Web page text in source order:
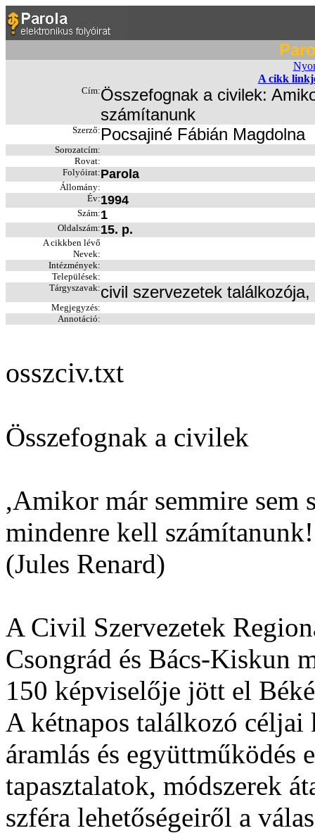
A cikk
Cím:Összefognak a civilek:
számítanunk
Szerző: Pocsajiné Fábián Magdolna
Sorozatcím:
Rovat:
Folyóirat:Parola
Állomány:
Év:1994
Szám:1
Oldalszám:15. p.
A cikkben lévő
Nevek:
Intézmények:
Települések:
Tárgyszavak:civil szervezetek
Megjegyzés:
Annotáció:
osszciv.txt
Összefognak a civilek
,Amikor már semmire sem
mindenre kell
(Jules Renard)
A Civil Szervezetek
Csongrád és Bács-Kiskun
150 képviselője jött el
A kétnapos találkozó
áramlás és együttműködés
tapasztalatok, módszerek
szféra lehetőségeiről a